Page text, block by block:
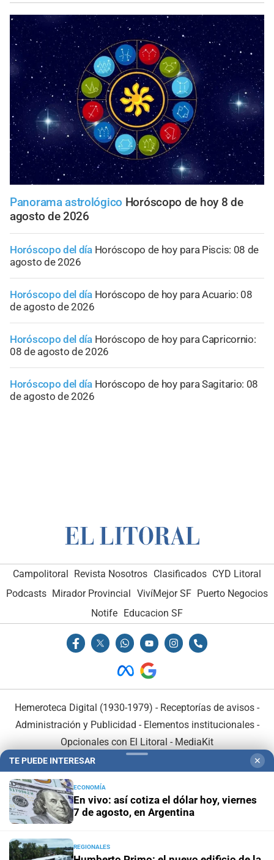
Panorama astrológico Horóscopo de hoy 8 de
agosto de 2026
Horóscopo del día Horóscopo de hoy para Piscis: 08 de
agosto de 2026
Horóscopo del día Horóscopo de hoy para Acuario: 08
de agosto de 2026
Horóscopo del día Horóscopo de hoy para Capricornio:
08 de agosto de 2026
Horóscopo del día Horóscopo de hoy para Sagitario: 08
de agosto de 2026
Campolitoral Revista Nosotros Clasificados CYD Litoral
Podcasts Mirador Provincial VivíMejor SF Puerto Negocios
Notife
Educacion SF
Hemeroteca Digital (1930-1979) - Receptorías de avisos -
Administración y Publicidad - Elementos institucionales-
Opcionales con El Litoral - MediaKit
En Asociación con:
TE PUEDE INTERESAR ✕
ECONOMÍA
En vivo: así cotiza el dólar hoy, viernes
7 de agosto, en Argentina
REGIONALES